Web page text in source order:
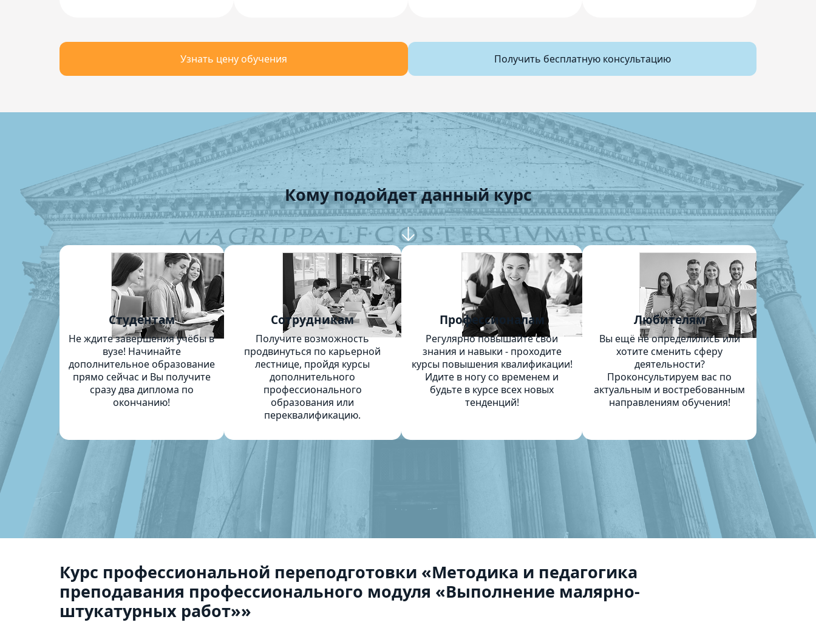
Узнать цену обучения Получить бесплатную консультацию
Кому подойдет данный курс
Студентам
Не ждите завершения учёбы в
вузе! Начинайте
дополнительное образование
прямо сейчас и Вы получите
сразу два диплома по
окончанию!
Сотрудникам
Получите возможность
продвинуться по карьерной
лестнице, пройдя курсы
дополнительного
профессионального
образования или
переквалификацию.
Профессионалам
Регулярно повышайте свои
знания и навыки - проходите
курсы повышения квалификации!
Идите в ногу со временем и
будьте в курсе всех новых
тенденций!
Любителям
Вы ещё не определились или
хотите сменить сферу
деятельности?
Проконсультируем вас по
актуальным и востребованным
направлениям обучения!
Курс профессиональной переподготовки «Методика и педагогика
преподавания профессионального модуля «Выполнение малярно-
штукатурных работ»»